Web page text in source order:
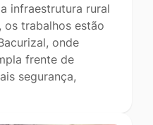
infraestrutura rural
os trabalhos estão
onde
frente de
segurança,